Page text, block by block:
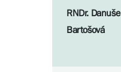
RNDr. Danuše
Bartošová